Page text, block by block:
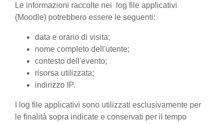
Le informazioni raccolte nei log file applicativi
(Moodle) potrebbero essere le seguenti:
data e orario di visita;
nome completo dell'utente;
contesto dell'evento;
risorsa utilizzata;
indirizzo IP.
I log file applicativi sono utilizzati esclusivamente per
le finalità sopra indicate e conservati per il tempo